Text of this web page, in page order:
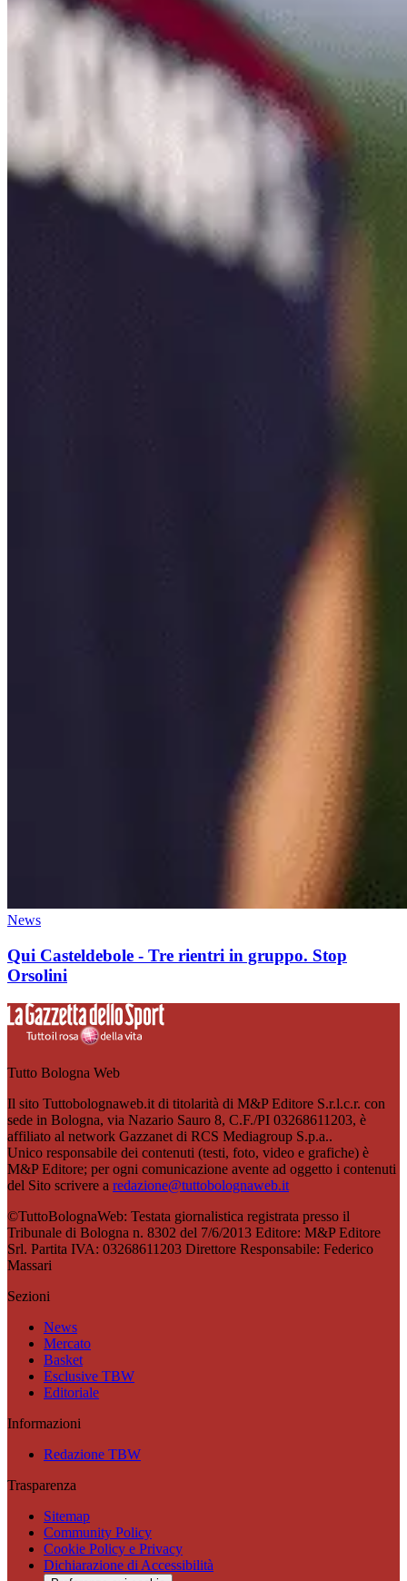
News
Qui Casteldebole - Tre rientri in gruppo. Stop
Orsolini
Tutto Bologna Web
Il sito Tuttobolognaweb.it di titolarità di M&P Editore S.r.l.c.r. con
sede in Bologna, via Nazario Sauro 8, C.F./PI 03268611203, è
affiliato al network Gazzanet di RCS Mediagroup S.p.a..
Unico responsabile dei contenuti (testi, foto, video e grafiche) è
M&P Editore; per ogni comunicazione avente ad oggetto i contenuti
del Sito scrivere a redazione@tuttobolognaweb.it
©TuttoBolognaWeb: Testata giornalistica registrata presso il
Tribunale di Bologna n. 8302 del 7/6/2013 Editore: M&P Editore
Srl. Partita IVA: 03268611203 Direttore Responsabile: Federico
Massari
Sezioni
News
Mercato
Basket
Esclusive TBW
Editoriale
Informazioni
Redazione TBW
Trasparenza
Sitemap
Community Policy
Cookie Policy e Privacy
Dichiarazione di Accessibilità